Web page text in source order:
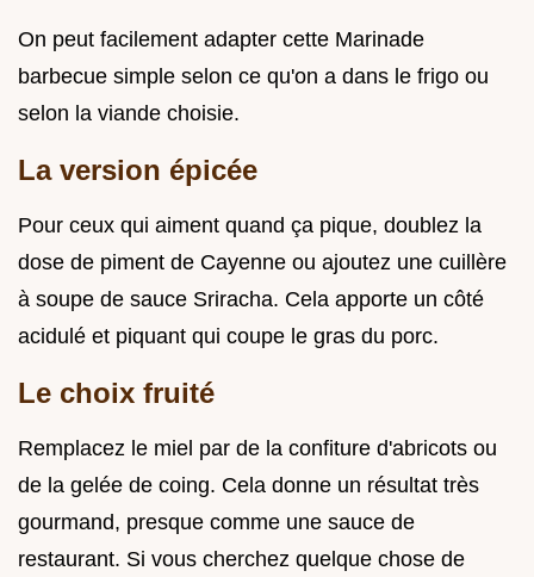
On peut facilement adapter cette Marinade
barbecue simple selon ce qu'on a dans le frigo ou
selon la viande choisie.
La version épicée
Pour ceux qui aiment quand ça pique, doublez la
dose de piment de Cayenne ou ajoutez une cuillère
à soupe de sauce Sriracha. Cela apporte un côté
acidulé et piquant qui coupe le gras du porc.
Le choix fruité
Remplacez le miel par de la confiture d'abricots ou
de la gelée de coing. Cela donne un résultat très
gourmand, presque comme une sauce de
restaurant. Si vous cherchez quelque chose de